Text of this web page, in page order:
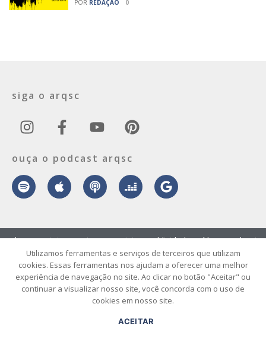
POR REDAÇÃO 0
siga o arqsc
ouça o podcast arqsc
© 2026 ArqSC – Portal de Arquitetura, Interiores, Design e Arte de
Santa Catarina – Todos os Direitos Reservados.
sobre contato envie seu projeto publicidade vídeo podcast
Utilizamos ferramentas e serviços de terceiros que utilizam
cookies. Essas ferramentas nos ajudam a oferecer uma melhor
experiência de navegação no site. Ao clicar no botão "Aceitar" ou
continuar a visualizar nosso site, você concorda com o uso de
cookies em nosso site.
ACEITAR